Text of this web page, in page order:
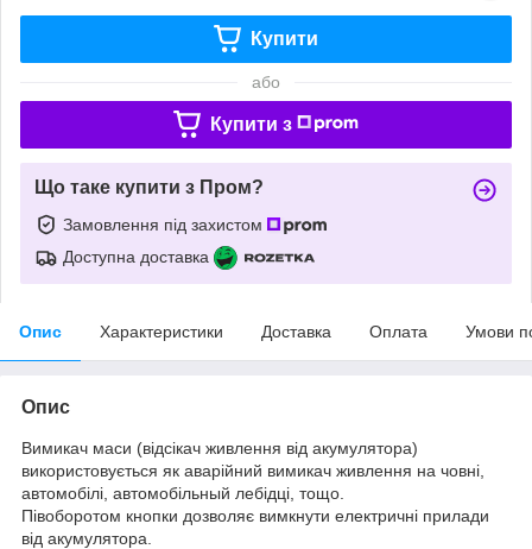
Купити
або
Купити з
Що таке купити з Пром?
Замовлення під захистом
Доступна доставка
Опис Характеристики Доставка Оплата Умови
Опис
Вимикач маси (відсікач живлення від акумулятора)
використовується як аварійний вимикач живлення на човні,
автомобілі, автомобільный лебідці, тощо.
Півоборотом кнопки дозволяє вимкнути електричні прилади
від акумулятора.